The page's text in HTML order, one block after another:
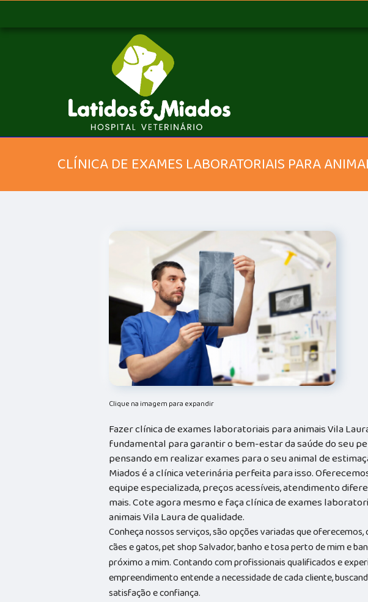
CLÍNICA DE EXAMES LABORATORIAIS PARA
Clique na imagem para expandir
Fazer clínica de exames laboratoriais para animais Vila
fundamental para garantir o bem-estar da saúde do seu
pensando em realizar exames para o seu animal de
Miados é a clínica veterinária perfeita para isso.
equipe especializada, preços acessíveis, atendimento
mais. Cote agora mesmo e faça clínica de exames
animais Vila Laura de qualidade.
Conheça nossos serviços, são opções variadas que
cães e gatos, pet shop Salvador, banho e tosa perto de mim e
próximo a mim. Contando com profissionais qualificados e
empreendimento entende a necessidade de cada cliente,
satisfação e confiança.